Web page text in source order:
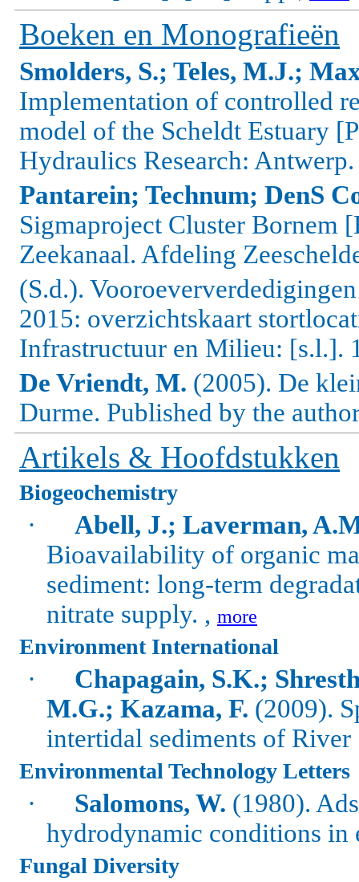
Boeken en Monografieën
Smolders, S.; Teles, M.J.;
Implementation of controlled
model of the Scheldt Estuary
Hydraulics Research:
Pantarein; Technum; DenS
Sigmaproject Cluster Bornem
Zeekanaal. Afdeling
(S.d.).
2015: overzichtskaart
Infrastructuur en Milieu: [s.l.].
De Vriendt, M. (2005). De
Durme. Published by the
Artikels & Hoofdstukken
Biogeochemistry
·
Abell, J.; Laverman,
Bioavailability of organic
sediment: long-term
nitrate supply. , more
Environment International
·
Chapagain, S.K.;
M.G.; Kazama, F. (2009).
intertidal sediments of
Environmental Technology Letters
· Salomons, W. (1980).
hydrodynamic conditions in
Fungal Diversity